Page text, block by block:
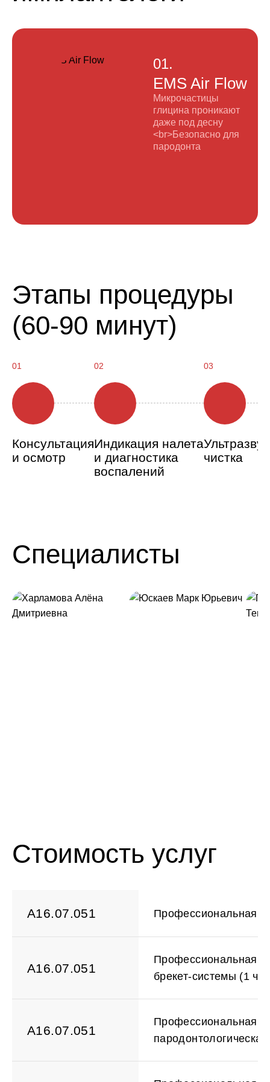
стоматологии.
01.
EMS Air Flow
Микрочастицы
глицина проникают
даже под десну
<br>Безопасно для
пародонта
Этапы процедуры
(60-90 минут)
01
Консультация
и осмотр
02
Индикация налета
и диагностика
воспалений
03
чистка
Специалисты
Стоимость услуг
A16.07.051 Профессиональная
A16.07.051
Профессиональная
брекет-системы (1
A16.07.051
Профессиональная